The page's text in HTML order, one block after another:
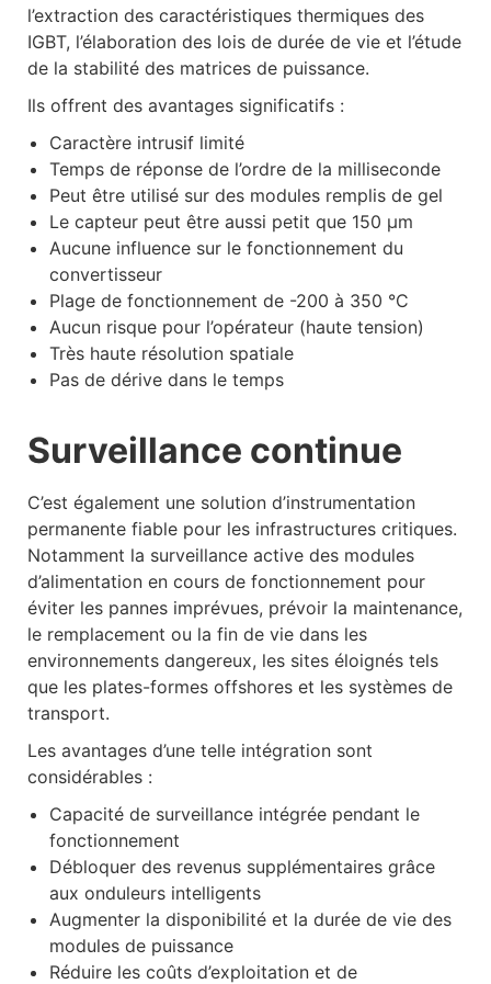
l’extraction des caractéristiques thermiques des
IGBT, l’élaboration des lois de durée de vie et l’étude
de la stabilité des matrices de puissance.
Ils offrent des avantages significatifs :
Caractère intrusif limité
Temps de réponse de l’ordre de la milliseconde
Peut être utilisé sur des modules remplis de gel
Le capteur peut être aussi petit que 150 µm
Aucune influence sur le fonctionnement du
convertisseur
Plage de fonctionnement de -200 à 350 °C
Aucun risque pour l’opérateur (haute tension)
Très haute résolution spatiale
Pas de dérive dans le temps
Surveillance continue
C’est également une solution d’instrumentation
permanente fiable pour les infrastructures critiques.
Notamment la surveillance active des modules
d’alimentation en cours de fonctionnement pour
éviter les pannes imprévues, prévoir la maintenance,
le remplacement ou la fin de vie dans les
environnements dangereux, les sites éloignés tels
que les plates-formes offshores et les systèmes de
transport.
Les avantages d’une telle intégration sont
considérables :
Capacité de surveillance intégrée pendant le
fonctionnement
Débloquer des revenus supplémentaires grâce
aux onduleurs intelligents
Augmenter la disponibilité et la durée de vie des
modules de puissance
Réduire les coûts d’exploitation et de